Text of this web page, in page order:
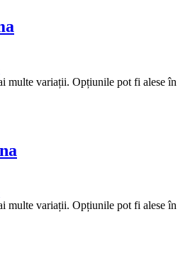
multe variații. Opțiunile pot fi alese în
multe variații. Opțiunile pot fi alese în